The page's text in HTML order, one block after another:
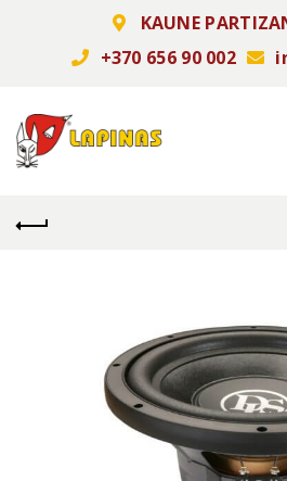
KAUNE
+370 656 90 002